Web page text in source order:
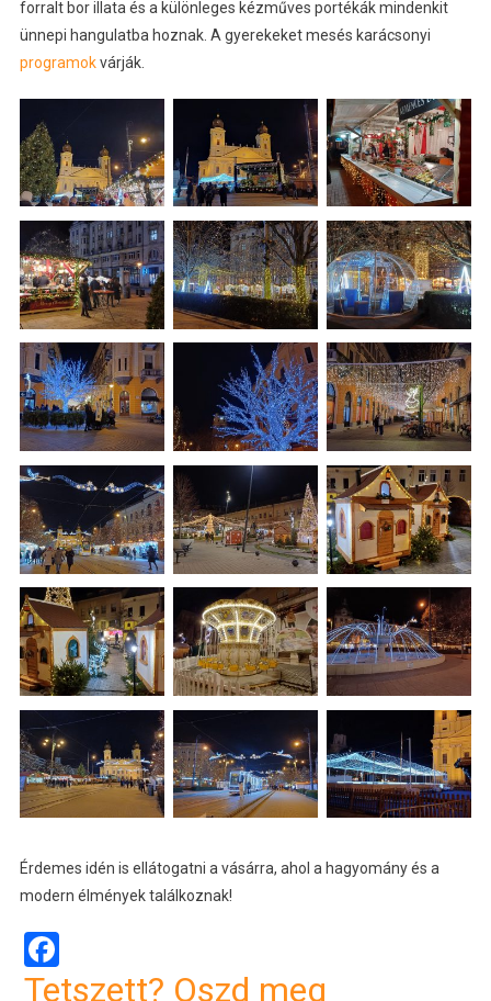
forralt bor illata és a különleges kézműves portékák mindenkit
ünnepi hangulatba hoznak. A gyerekeket mesés karácsonyi
programokvárják.
Érdemes idén is ellátogatni a vásárra, ahol a hagyomány és a
modern élmények találkoznak!
Facebook
Tetszett? Oszd meg